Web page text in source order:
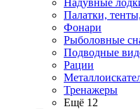
Надувные
Палатки,
Фонари
Рыболовные
Подводные
Рации
Тренажеры
Ещё 12